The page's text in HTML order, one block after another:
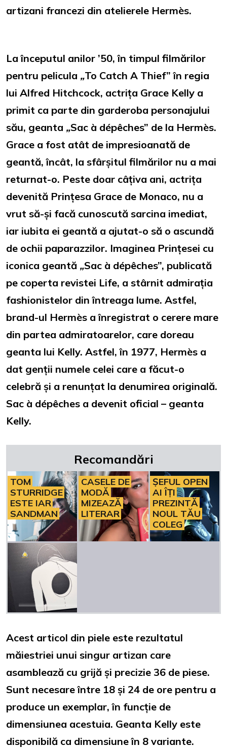
artizani francezi din atelierele Hermès.
La începutul anilor ’50, în timpul filmărilor
pentru pelicula „To Catch A Thief” în regia
lui Alfred Hitchcock, actrița Grace Kelly a
primit ca parte din garderoba personajului
său, geanta „Sac à dépêches” de la Hermès.
Grace a fost atât de impresioanată de
geantă, încât, la sfârșitul filmărilor nu a mai
returnat-o. Peste doar câțiva ani, actrița
devenită Prințesa Grace de Monaco, nu a
vrut să-și facă cunoscută sarcina imediat,
iar iubita ei geantă a ajutat-o să o ascundă
de ochii paparazzilor. Imaginea Prințesei cu
iconica geantă „Sac à dépêches”, publicată
pe coperta revistei Life, a stârnit admirația
fashionistelor din întreaga lume. Astfel,
brand-ul Hermès a înregistrat o cerere mare
din partea admiratoarelor, care doreau
geanta lui Kelly. Astfel, în 1977, Hermès a
dat genții numele celei care a făcut-o
celebră și a renunțat la denumirea originală.
Sac à dépêches a devenit oficial – geanta
Kelly.
Recomandări
TOM
STURRIDGE
ESTE IAR
SANDMAN
CASELE DE
MODĂ
MIZEAZĂ
LITERAR
ȘEFUL OPEN
AI ÎȚI
PREZINTĂ
NOUL TĂU
COLEG
Acest articol din piele este rezultatul
măiestriei unui singur artizan care
asamblează cu grijă și precizie 36 de piese.
Sunt necesare între 18 și 24 de ore pentru a
produce un exemplar, în funcție de
dimensiunea acestuia. Geanta Kelly este
disponibilă ca dimensiune în 8 variante.